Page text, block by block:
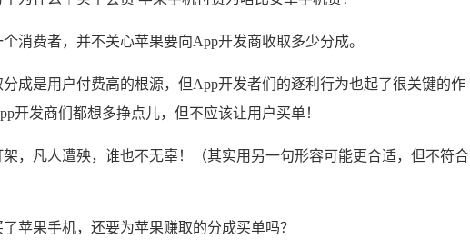
消费者，并不关心苹果要向App开发商收取多少分成。
分成是用户付费高的根源，但App开发者们的逐利行为也起了很关键的作
开发商们都想多挣点儿，但不应该让用户买单！
架，凡人遭殃，谁也不无辜！（其实用另一句形容可能更合适，但不符合
苹果手机，还要为苹果赚取的分成买单吗？